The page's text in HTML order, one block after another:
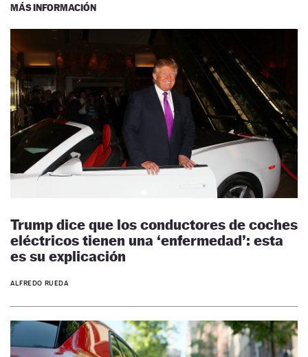
MÁS INFORMACIÓN
Trump dice que los conductores de coches
eléctricos tienen una ‘enfermedad’: esta
es su explicación
ALFREDO RUEDA